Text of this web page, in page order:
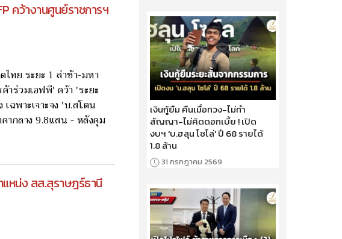
คว้างานศูนย์ราชการฯ
ทย ระยะ 1 ล่าช้า-มหา
ร่วมเอฟพี' คว้า 'ระยะ
พาะเจาะจง 'บ.สโตน
ากลาง 9.8แสน - หลังคุม
น่ง สส.สุราษฎร์ธานี
เงินกู้ยืม คืนเมื่อทวง-ไม่ทำ
สัญญา-ไม่คิดดอกเบี้ย ! เปิด
งบฯ 'บ.ฮลุน โซโล่' ปี 68 รายได้
1.8 ล้าน
31 กรกฎาคม 2569